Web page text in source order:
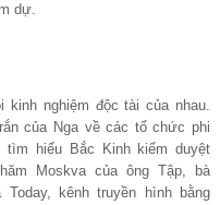
dự.
kinh nghiệm độc tài của nhau.
của Nga về các tổ chức phi
tìm hiểu Bắc Kinh kiểm duyệt
Moskva của ông Tập, bà
Today, kênh truyền hình bằng